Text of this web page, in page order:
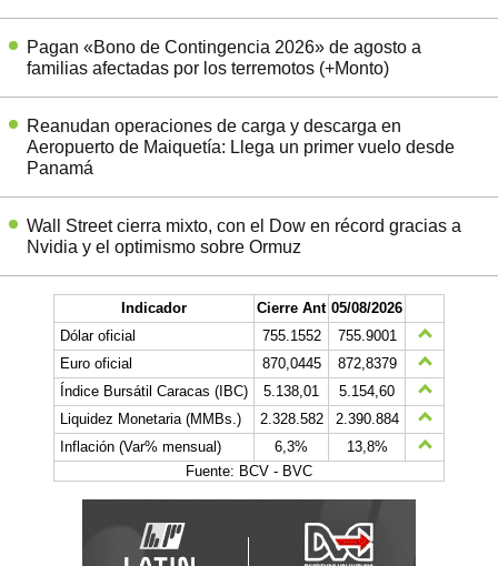
Pagan «Bono de Contingencia 2026» de agosto a
familias afectadas por los terremotos (+Monto)
Reanudan operaciones de carga y descarga en
Aeropuerto de Maiquetía: Llega un primer vuelo desde
Panamá
Wall Street cierra mixto, con el Dow en récord gracias a
Nvidia y el optimismo sobre Ormuz
Indicador Cierre Ant 05/08/2026
Dólar oficial
755.1552
755.9001
Euro oficial
870,0445
872,8379
Índice Bursátil Caracas (IBC)
5.138,01
5.154,60
Liquidez Monetaria (MMBs.)
2.328.582
2.390.884
Inflación (Var% mensual)
6,3%
13,8%
Fuente: BCV - BVC